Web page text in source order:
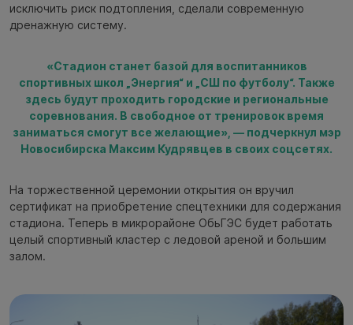
исключить риск подтопления, сделали современную
дренажную систему.
«Стадион станет базой для воспитанников
спортивных школ „Энергия“ и „СШ по футболу“. Также
здесь будут проходить городские и региональные
соревнования. В свободное от тренировок время
заниматься смогут все желающие», — подчеркнул мэр
Новосибирска Максим Кудрявцев в своих соцсетях.
На торжественной церемонии открытия он вручил
сертификат на приобретение спецтехники для содержания
стадиона. Теперь в микрорайоне ОбьГЭС будет работать
целый спортивный кластер с ледовой ареной и большим
залом.